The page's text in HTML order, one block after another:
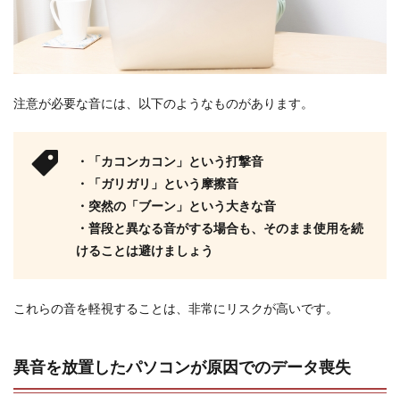
注意が必要な音には、以下のようなものがあります。
・「カコンカコン」という打撃音
・「ガリガリ」という摩擦音
・突然の「ブーン」という大きな音
・普段と異なる音がする場合も、そのまま使用を続
けることは避けましょう
これらの音を軽視することは、非常にリスクが高いです。
異音を放置したパソコンが原因でのデータ喪失